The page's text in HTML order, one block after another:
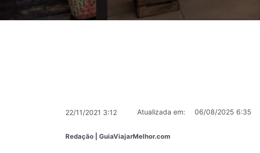
22/11/2021 3:12 Atualizada em: 06/08/2025 6:35
Redação | GuiaViajarMelhor.com